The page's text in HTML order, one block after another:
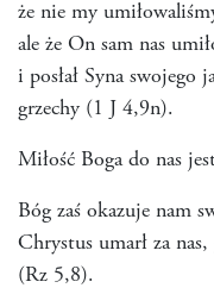
że nie my
ale że On sam nas
i posłał Syna swojego
grzechy (1 J 4,9n).
Miłość Boga do nas
Bóg zaś okazuje nam
Chrystus umarł za
(Rz 5,8).